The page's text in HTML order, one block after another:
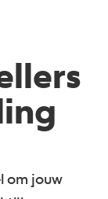
om jouw